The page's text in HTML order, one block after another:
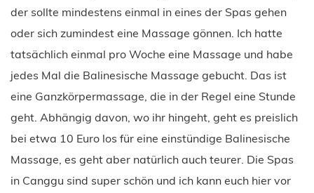
der sollte mindestens einmal in eines der Spas gehen
oder sich zumindest eine Massage gönnen. Ich hatte
tatsächlich einmal pro Woche eine Massage und habe
jedes Mal die Balinesische Massage gebucht. Das ist
eine Ganzkörpermassage, die in der Regel eine Stunde
geht. Abhängig davon, wo ihr hingeht, geht es preislich
bei etwa 10 Euro los für eine einstündige Balinesische
Massage, es geht aber natürlich auch teurer. Die Spas
in Canggu sind super schön und ich kann euch hier vor